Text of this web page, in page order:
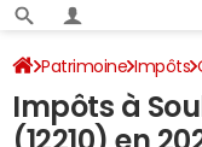
Patrimoine Impôts
Soulages-Bonneval
Impôts à
(12210) en